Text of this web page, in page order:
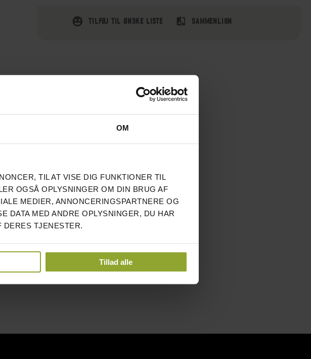
OM
TIL AT VISE DIG FUNKTIONER TIL
OGSÅ OPLYSNINGER OM DIN BRUG AF
MEDIER, ANNONCERINGSPARTNERE OG
DATA MED ANDRE OPLYSNINGER, DU HAR
DERES TJENESTER.
Tillad alle
TILFØJ TIL ØNSKE LISTE SAMMENLIGN